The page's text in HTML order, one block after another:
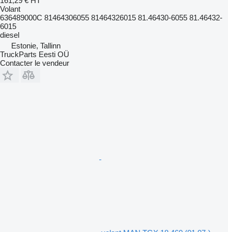
Volant
636489000C 81464306055 81464326015 81.46430-6055 81.46432-
6015
diesel
Estonie, Tallinn
TruckParts Eesti OÜ
Contacter le vendeur